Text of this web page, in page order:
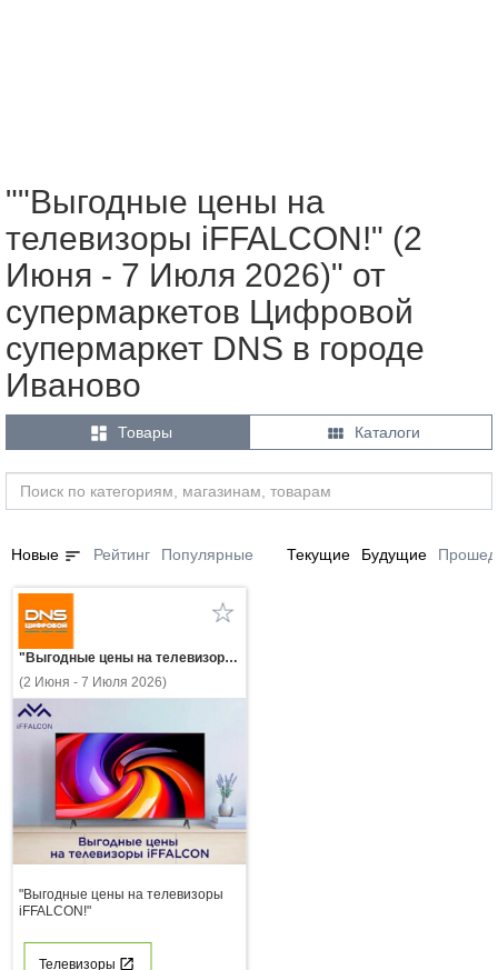
""Выгодные цены на
телевизоры iFFALCON!" (2
Июня - 7 Июля 2026)" от
супермаркетов Цифровой
супермаркет DNS в городе
Иваново
 Товары  Каталоги
Новые sort Рейтинг Популярные Текущие Будущие
"Выгодные цены на телевизоры iFFALCON!"
(2 Июня - 7 Июля 2026)
"Выгодные цены на телевизоры
iFFALCON!"
Телевизоры